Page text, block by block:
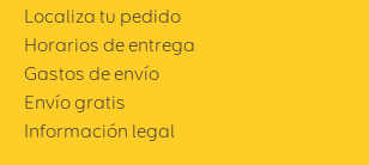
Localiza tu pedido
Horarios de entrega
Gastos de envío
Envío gratis
Información legal